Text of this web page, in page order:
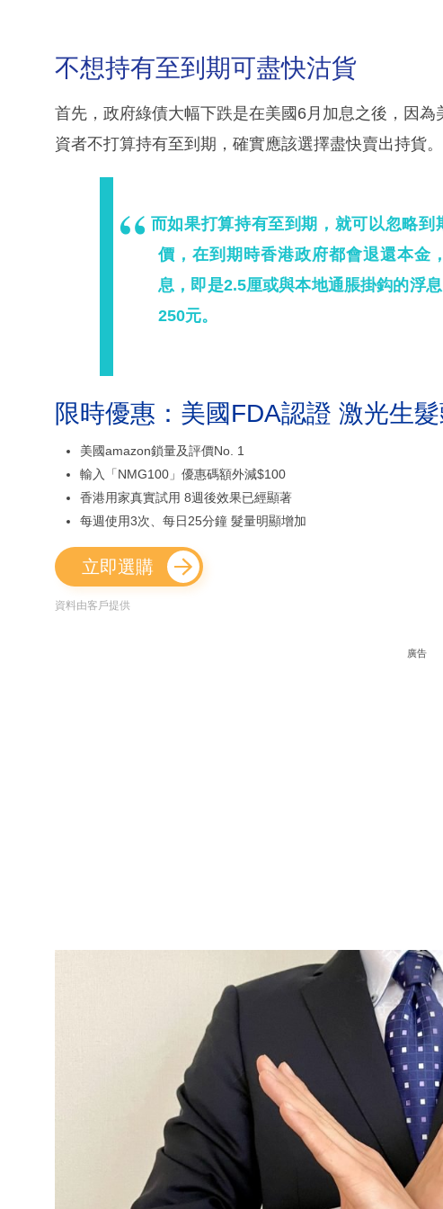
不想持有至到期可盡快沽貨
首先，政府綠債大幅下跌是在美國6月加息之後，因
資者不打算持有至到期，確實應該選擇盡快賣出持貨。
而如果打算持有至到期，就可以忽略
價，在到期時香港政府都會退還本金
息，即是2.5厘或與本地通脹掛鈎的浮
250元。
限時優惠：美國FDA認證 激光生
美國amazon鎖量及評價No. 1
輸入「NMG100」優惠碼額外減$100
香港用家真實試用 8週後效果已經顯著
每週使用3次、每日25分鐘 髮量明顯增加
立即選購
資料由客戶提供
廣告